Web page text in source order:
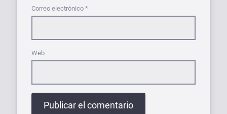
Correo electrónico *
Web